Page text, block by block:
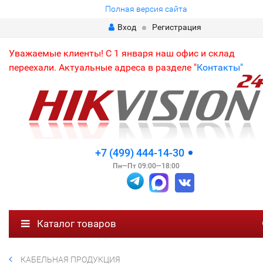
Полная версия сайта
Вход
Регистрация
Уважаемые клиенты! С 1 января наш офис и склад
переехали. Актуальные адреса в разделе "Контакты"
+7 (499) 444-14-30
Пн—Пт 09:00—18:00
Каталог товаров
КАБЕЛЬНАЯ ПРОДУКЦИЯ